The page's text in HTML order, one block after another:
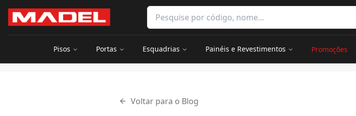
Pesquisar produtos e categorias
Pisos Portas Esquadrias Painéis e Revestimentos Promoções
Voltar para o Blog